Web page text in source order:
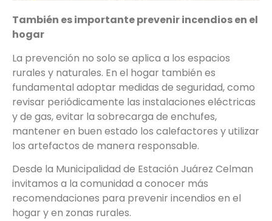
También es importante prevenir incendios en el
hogar
La prevención no solo se aplica a los espacios
rurales y naturales. En el hogar también es
fundamental adoptar medidas de seguridad, como
revisar periódicamente las instalaciones eléctricas
y de gas, evitar la sobrecarga de enchufes,
mantener en buen estado los calefactores y utilizar
los artefactos de manera responsable.
Desde la Municipalidad de Estación Juárez Celman
invitamos a la comunidad a conocer más
recomendaciones para prevenir incendios en el
hogar y en zonas rurales.